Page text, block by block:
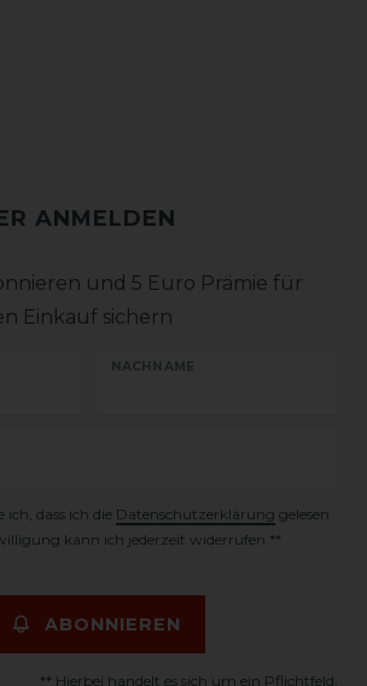
ANMELDEN
und 5 Euro Prämie für
Einkauf sichern
NACHNAME
dass ich die Daten­schutz­erklärung gelesen
kann ich jederzeit widerrufen.**
ABONNIEREN
** Hierbei handelt es sich um ein Pflichtfeld.